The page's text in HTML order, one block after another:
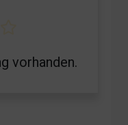
vorhanden.